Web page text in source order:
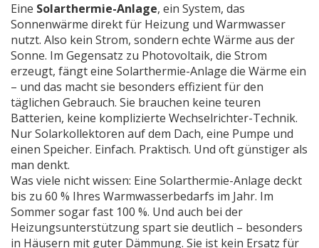
Eine Solarthermie-Anlage, ein System, das
Sonnenwärme direkt für Heizung und Warmwasser
nutzt. Also kein Strom, sondern echte Wärme aus der
Sonne. Im Gegensatz zu Photovoltaik, die Strom
erzeugt, fängt eine Solarthermie-Anlage die Wärme ein
– und das macht sie besonders effizient für den
täglichen Gebrauch. Sie brauchen keine teuren
Batterien, keine komplizierte Wechselrichter-Technik.
Nur Solarkollektoren auf dem Dach, eine Pumpe und
einen Speicher. Einfach. Praktisch. Und oft günstiger als
man denkt.
Was viele nicht wissen: Eine Solarthermie-Anlage deckt
bis zu 60 % Ihres Warmwasserbedarfs im Jahr. Im
Sommer sogar fast 100 %. Und auch bei der
Heizungsunterstützung spart sie deutlich – besonders
in Häusern mit guter Dämmung. Sie ist kein Ersatz für